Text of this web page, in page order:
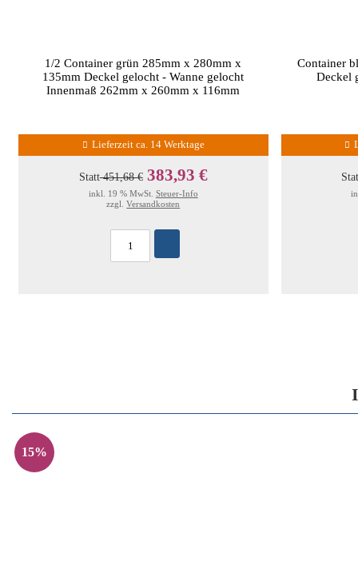
1/2 Container grün 285mm x 280mm x
135mm Deckel gelocht - Wanne gelocht
Innenmaß 262mm x 260mm x 116mm
Lieferzeit ca. 14 Werktage
Statt451,68 € 383,93 €
inkl. 19 % MwSt. Steuer-Info
zzgl.Versandkosten
Container
Deckel
15%